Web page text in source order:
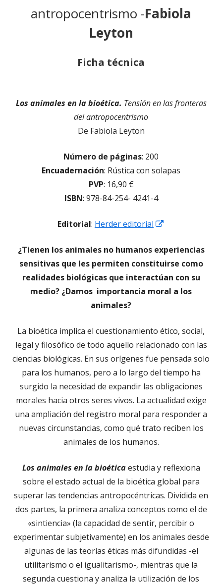
antropocentrismo -Fabiola
Leyton
Ficha técnica
Los animales en la bioética. Tensión en las fronteras
del antropocentrismo
De Fabiola Leyton
Número de páginas: 200
Encuadernación: Rústica con solapas
PVP: 16,90 €
ISBN: 978-84-254- 4241-4
Editorial: Herder editorial
una
ventana
nueva
¿Tienen los animales no humanos experiencias
sensitivas que les permiten constituirse como
realidades biológicas que interactúan con su
medio? ¿Damos importancia moral a los
animales?
La bioética implica el cuestionamiento ético, social,
legal y filosófico de todo aquello relacionado con las
ciencias biológicas. En sus orígenes fue pensada solo
para los humanos, pero a lo largo del tiempo ha
surgido la necesidad de expandir las obligaciones
morales hacia otros seres vivos. La actualidad exige
una ampliación del registro moral para responder a
nuevas circunstancias, como qué trato reciben los
animales de los humanos.
Los animales en la bioéticaestudia y reflexiona
sobre el estado actual de la bioética global para
superar las tendencias antropocéntricas. Dividida en
dos partes, la primera analiza conceptos como el de
«sintiencia» (la capacidad de sentir, percibir o
experimentar subjetivamente) en los animales desde
algunas de las teorías éticas más difundidas -el
utilitarismo o el igualitarismo-, mientras que la
segunda cuestiona y analiza la utilización de los